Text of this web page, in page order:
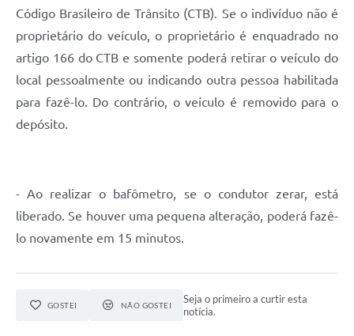
Código Brasileiro de Trânsito (CTB). Se o indivíduo não é
proprietário do veículo, o proprietário é enquadrado no
artigo 166 do CTB e somente poderá retirar o veículo do
local pessoalmente ou indicando outra pessoa habilitada
para fazê-lo. Do contrário, o veículo é removido para o
depósito.
- Ao realizar o bafômetro, se o condutor zerar, está
liberado. Se houver uma pequena alteração, poderá fazê-
lo novamente em 15 minutos.
GOSTEI NÃO GOSTEI
Seja o primeiro a curtir esta
notícia.